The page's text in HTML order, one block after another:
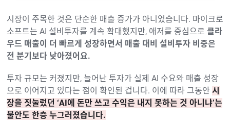
시장이 주목한 것은 단순한 매출 증가가 아니었습니다. 마이크로
소프트는 AI 설비투자를 계속 확대했지만, 애저를 중심으로 클라
우드 매출이 더 빠르게 성장하면서 매출 대비 설비투자 비중은
전 분기보다 낮아졌어요.
투자 규모는 커졌지만, 늘어난 투자가 실제 AI 수요와 매출 성장
으로 이어지고 있다는 점이 확인된 겁니다. 이에 따라 그동안 시
장을 짓눌렀던 ‘AI에 돈만 쓰고 수익은 내지 못하는 것 아니냐’는
불안도 한층 누그러졌습니다.